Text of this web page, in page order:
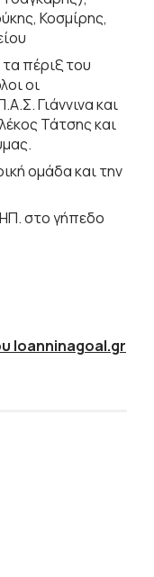
Κοσμίρης,
πέριξ του
οι
Γιάννινα και
Τάτσης και
ομάδα και την
στο γήπεδο
Ioanninagoal.gr